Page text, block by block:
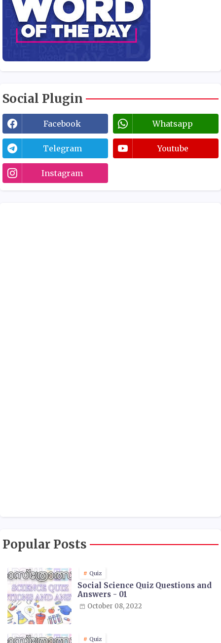
Social Plugin
Facebook Whatsapp
Telegram Youtube
Instagram
Popular Posts
Quiz
Social Science Quiz Questions and
Answers - 01
October 08, 2022
Quiz